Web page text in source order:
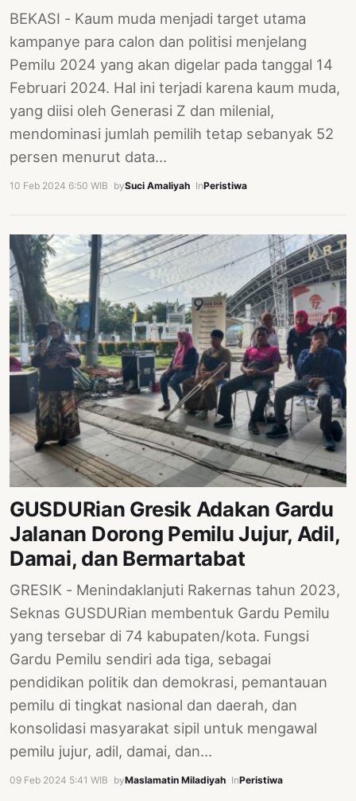
BEKASI - Kaum muda menjadi target utama
kampanye para calon dan politisi menjelang
Pemilu 2024 yang akan digelar pada tanggal 14
Februari 2024. Hal ini terjadi karena kaum muda,
yang diisi oleh Generasi Z dan milenial,
mendominasi jumlah pemilih tetap sebanyak 52
persen menurut data…
10 Feb 2024 6:50 WIB bySuci Amaliyah InPeristiwa
GUSDURian Gresik Adakan Gardu
Jalanan Dorong Pemilu Jujur, Adil,
Damai, dan Bermartabat
GRESIK - Menindaklanjuti Rakernas tahun 2023,
Seknas GUSDURian membentuk Gardu Pemilu
yang tersebar di 74 kabupaten/kota. Fungsi
Gardu Pemilu sendiri ada tiga, sebagai
pendidikan politik dan demokrasi, pemantauan
pemilu di tingkat nasional dan daerah, dan
konsolidasi masyarakat sipil untuk mengawal
pemilu jujur, adil, damai, dan…
09 Feb 2024 5:41 WIB byMaslamatin Miladiyah InPeristiwa